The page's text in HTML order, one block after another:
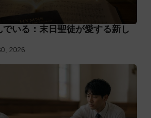
でいる：末日聖徒が愛する新し
2026